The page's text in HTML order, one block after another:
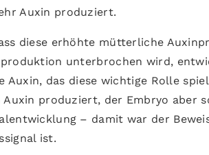
Auxin produziert.
diese erhöhte mütterliche
unterbrochen wird,
das diese wichtige Rolle
Auxin produziert, der Embryo aber
– damit war der
ist.